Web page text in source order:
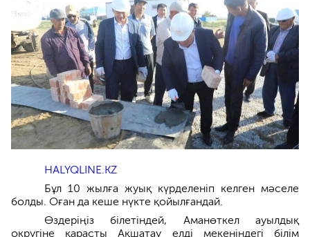
HALYQLINE.KZ
Бұл 10 жылға жуық күрделеніп келген мәселе
болды. Оған да кеше нүкте қойылғандай.
Өздеріңіз білетіндей, Аманөткел ауылдық
округіне қарасты Ақшатау елді мекеніндегі білім